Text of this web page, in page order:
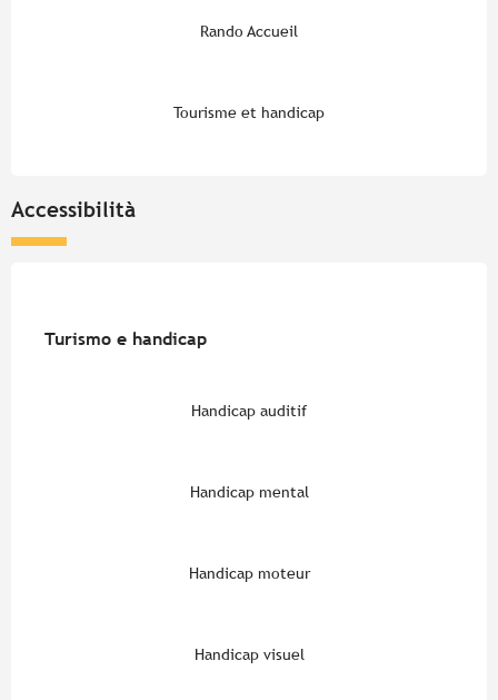
Rando Accueil
Tourisme et handicap
Accessibilità
Turismo e handicap
Turismo e handicap
Handicap auditif
Handicap mental
Handicap moteur
Handicap visuel